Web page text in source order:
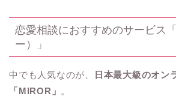
恋愛相談におすすめのサービス
ー）」
中でも人気なのが、
日本最大級のオン
「MIROR」 。